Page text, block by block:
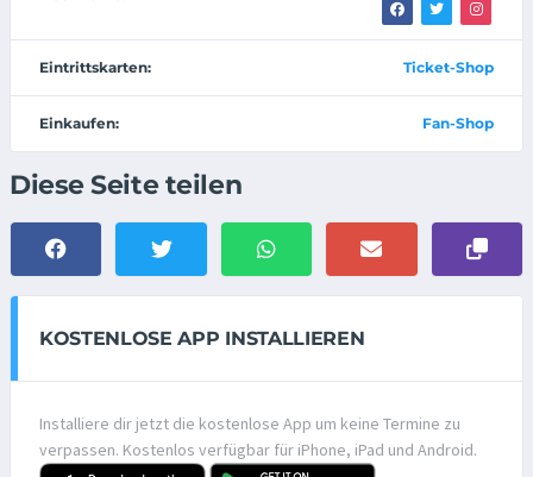
Eintrittskarten: Ticket-Shop
Einkaufen: Fan-Shop
Diese Seite teilen
KOSTENLOSE APP INSTALLIEREN
Installiere dir jetzt die kostenlose App um keine Termine zu
verpassen. Kostenlos verfügbar für iPhone, iPad und Android.